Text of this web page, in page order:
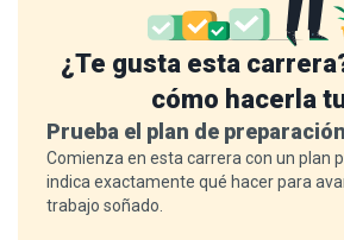
¿Te gusta esta
cómo hacerla
Prueba el plan de
Comienza en esta carrera con un plan
indica exactamente qué hacer para
trabajo soñado.